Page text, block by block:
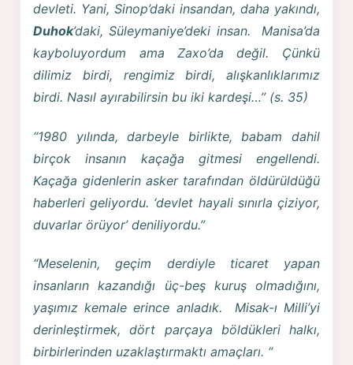
devleti. Yani, Sinop’daki insandan, daha yakındı,
Duhok’daki, Süleymaniye’deki insan. Manisa’da
kayboluyordum ama Zaxo’da değil. Çünkü
dilimiz birdi, rengimiz birdi, alışkanlıklarımız
birdi. Nasıl ayırabilirsin bu iki kardeşi…” (s. 35)
“1980 yılında, darbeyle birlikte, babam dahil
birçok insanın kaçağa gitmesi engellendi.
Kaçağa gidenlerin asker tarafından öldürüldüğü
haberleri geliyordu. ‘devlet hayali sınırla çiziyor,
duvarlar örüyor’ deniliyordu.”
“Meselenin, geçim derdiyle ticaret yapan
insanların kazandığı üç-beş kuruş olmadığını,
yaşımız kemale erince anladık. Misak-ı Milli’yi
derinleştirmek, dört parçaya böldükleri halkı,
birbirlerinden uzaklaştırmaktı amaçları. “